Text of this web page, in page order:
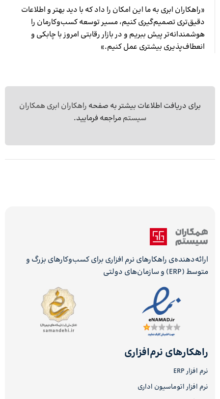
«راهکاران ابری به ما این امکان را داد که با دید بهتر و اطلاعات
دقیق‌تری تصمیم‌گیری کنیم، مسیر توسعه کسب‌و‌کارمان را
هوشمندانه‌تر پیش ببریم و در بازار رقابتی امروز با چابکی و
انعطاف‌پذیری بیشتری عمل کنیم.»
برای دریافت اطلاعات بیشتر به صفحه راهکاران ابری همکاران
سیستممراجعه فرمایید.
ارائه‌دهنده‌ی راهکارهای نرم افزاری برای کسب‌وکارهای بزرگ و
متوسط (ERP) و سازمان‌های دولتی
راهکارهای نرم‌افزاری
نرم افزار ERP
نرم افزار اتوماسیون اداری